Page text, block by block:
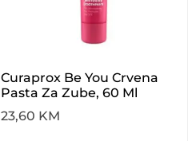
Curaprox Be You Crvena
Pasta Za Zube, 60 Ml
23,60 KM